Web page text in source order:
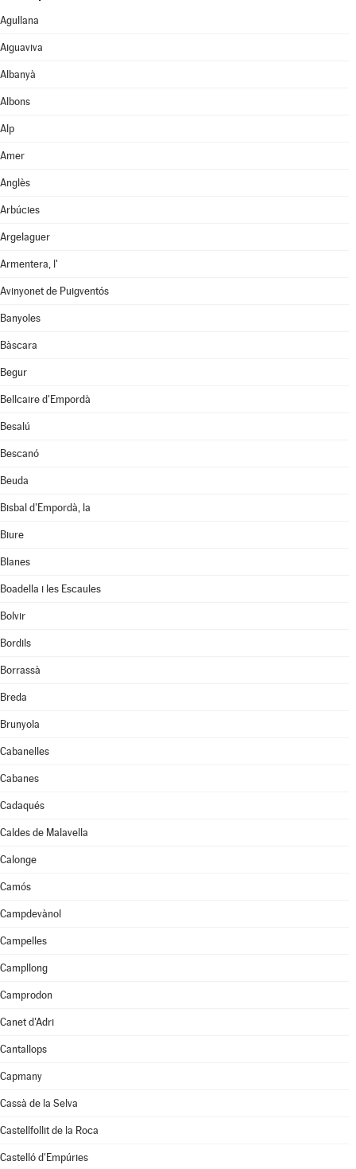
Agullana
Aiguaviva
Albanyà
Albons
Alp
Amer
Anglès
Arbúcies
Argelaguer
Armentera, l'
Avinyonet de Puigventós
Banyoles
Bàscara
Begur
Bellcaire d'Empordà
Besalú
Bescanó
Beuda
Bisbal d'Empordà, la
Biure
Blanes
Boadella i les Escaules
Bolvir
Bordils
Borrassà
Breda
Brunyola
Cabanelles
Cabanes
Cadaqués
Caldes de Malavella
Calonge
Camós
Campdevànol
Campelles
Campllong
Camprodon
Canet d'Adri
Cantallops
Capmany
Cassà de la Selva
Castellfollit de la Roca
Castelló d'Empúries